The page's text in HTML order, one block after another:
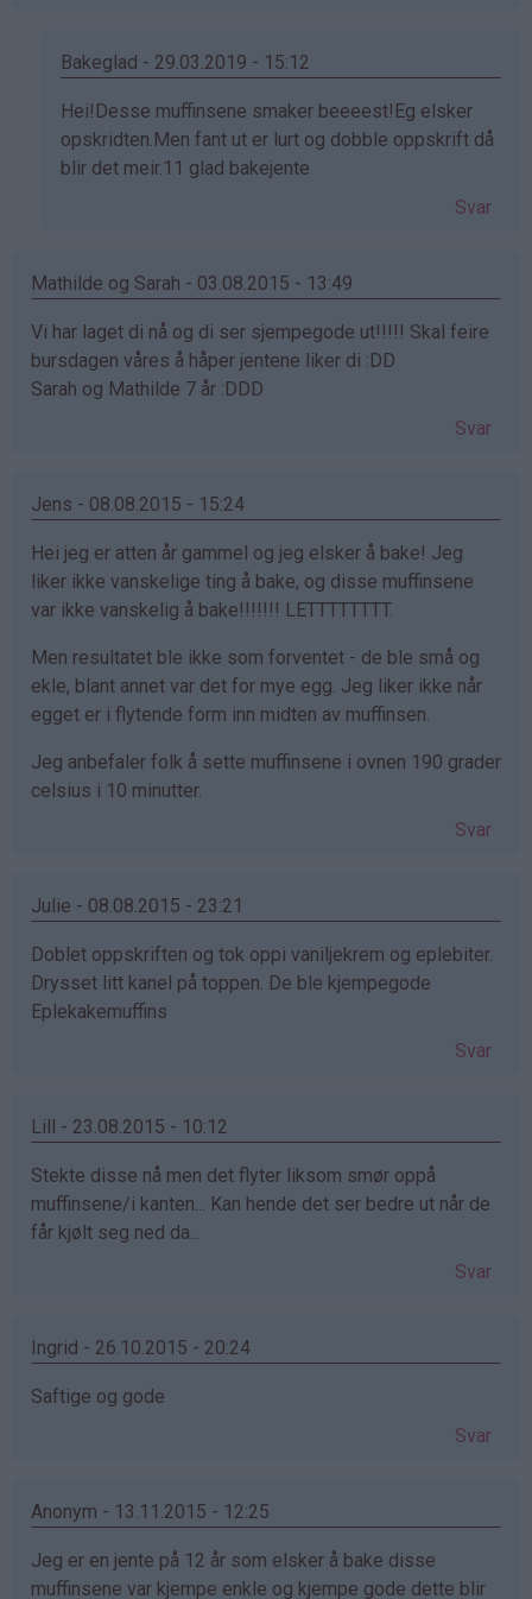
Bakeglad - 29.03.2019 - 15:12
Som
svar
på
Elise
bekreftet)
Hei!Desse muffinsene smaker beeeest!Eg elsker
opskridten.Men fant ut er lurt og dobble oppskrift då
blir det meir.11 glad bakejente
Svar
Mathilde og Sarah - 03.08.2015 - 13:49
Vi har laget di nå og di ser sjempegode ut!!!!! Skal feire
bursdagen våres å håper jentene liker di :DD
Sarah og Mathilde 7 år :DDD
Svar
Jens - 08.08.2015 - 15:24
Hei jeg er atten år gammel og jeg elsker å bake! Jeg
liker ikke vanskelige ting å bake, og disse muffinsene
var ikke vanskelig å bake!!!!!!! LETTTTTTTT.
Men resultatet ble ikke som forventet - de ble små og
ekle, blant annet var det for mye egg. Jeg liker ikke når
egget er i flytende form inn midten av muffinsen.
Jeg anbefaler folk å sette muffinsene i ovnen 190 grader
celsius i 10 minutter.
Svar
Julie - 08.08.2015 - 23:21
Doblet oppskriften og tok oppi vaniljekrem og eplebiter.
Drysset litt kanel på toppen. De ble kjempegode
Eplekakemuffins
Svar
Lill - 23.08.2015 - 10:12
Stekte disse nå men det flyter liksom smør oppå
muffinsene/i kanten... Kan hende det ser bedre ut når de
får kjølt seg ned da...
Svar
Ingrid - 26.10.2015 - 20:24
Saftige og gode
Svar
Anonym - 13.11.2015 - 12:25
Jeg er en jente på 12 år som elsker å bake disse
muffinsene var kjempe enkle og kjempe gode dette blir